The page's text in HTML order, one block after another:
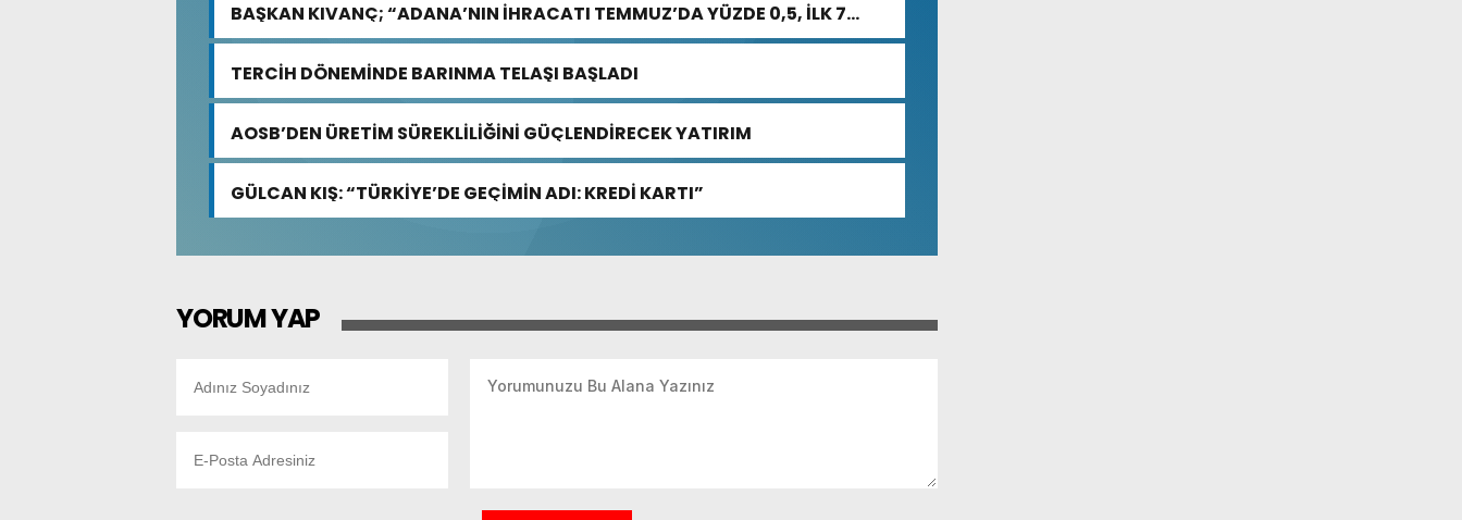
BAŞKAN KIVANÇ; “ADANA’NIN İHRACATI TEMMUZ’DA YÜZDE 0,5, İLK 7
AYDA YÜZDE 13,7 ARTTI”
TERCİH DÖNEMİNDE BARINMA TELAŞI BAŞLADI
⁠AOSB’DEN ÜRETİM SÜREKLİLİĞİNİ GÜÇLENDİRECEK YATIRIM
GÜLCAN KIŞ: “TÜRKİYE’DE GEÇİMİN ADI: KREDİ KARTI”
YORUM YAP